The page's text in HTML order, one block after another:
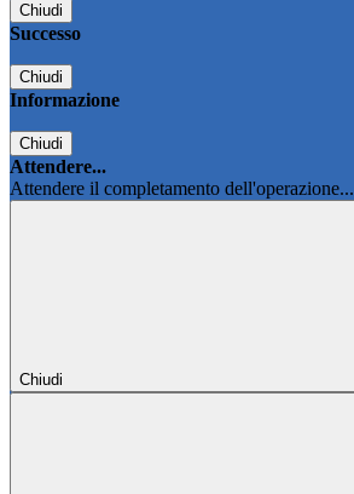
Chiudi
Successo
Chiudi
Informazione
Chiudi
Attendere...
Attendere il completamento dell'operazione...
Chiudi